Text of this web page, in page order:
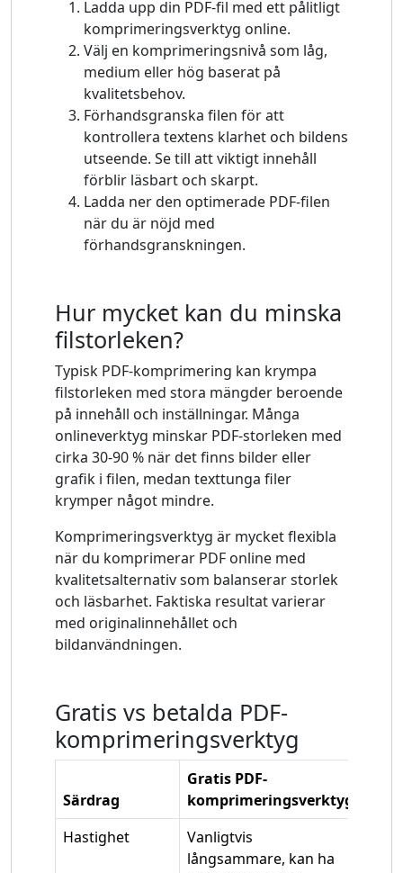
Ladda upp din PDF-fil med ett pålitligt
komprimeringsverktyg online.
Välj en komprimeringsnivå som låg,
medium eller hög baserat på
kvalitetsbehov.
Förhandsgranska filen för att
kontrollera textens klarhet och bildens
utseende. Se till att viktigt innehåll
förblir läsbart och skarpt.
Ladda ner den optimerade PDF-filen
när du är nöjd med
förhandsgranskningen.
Hur mycket kan du minska
filstorleken?
Typisk PDF-komprimering kan krympa
filstorleken med stora mängder beroende
på innehåll och inställningar. Många
onlineverktyg minskar PDF-storleken med
cirka 30-90 % när det finns bilder eller
grafik i filen, medan texttunga filer
krymper något mindre.
Komprimeringsverktyg är mycket flexibla
när du komprimerar PDF online med
kvalitetsalternativ som balanserar storlek
och läsbarhet. Faktiska resultat varierar
med originalinnehållet och
bildanvändningen.
Gratis vs betalda PDF-
komprimeringsverktyg
Särdrag
Gratis PDF-
komprimeringsverktyg
Hastighet
Vanligtvis
långsammare, kan ha